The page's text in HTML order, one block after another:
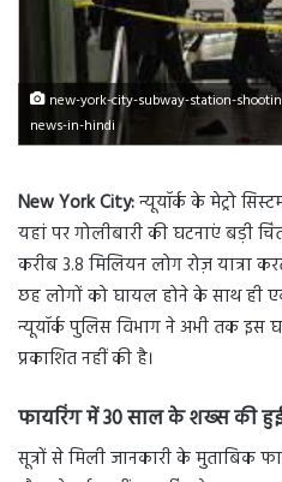
new-york-city-subway-station-
news-in-hindi
New York City:न्यूयॉर्क के मेट्रो
यहां पर गोलीबारी की घटनाएं बड़ी
करीब 3.8 मिलियन लोग रोज़ यात्रा
छह लोगों को घायल होने के साथ ही
न्यूयॉर्क पुलिस विभाग ने अभी तक इस
प्रकाशित नहीं की है।
फायरिंग में 30 साल के शख्स की
सूत्रों से मिली जानकारी के मुताबिक